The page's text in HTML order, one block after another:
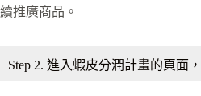
續推廣商品。
Step 2. 進入蝦皮分潤計畫的頁面